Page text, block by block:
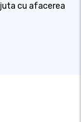
cu afacerea